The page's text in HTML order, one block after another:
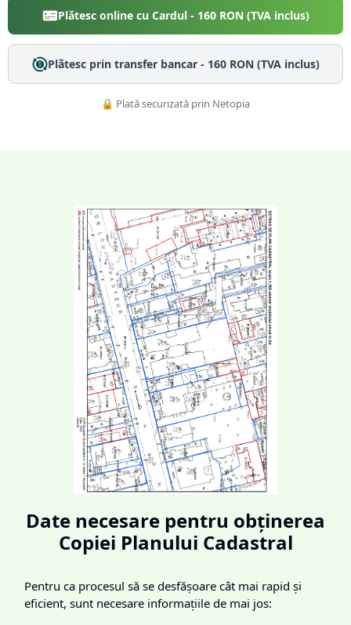
Plătesc online cu Cardul - 160RON (TVA inclus)
Plătesc prin transfer bancar - 160RON (TVA inclus)
🔒 Plată securizată prin Netopia
Date necesare pentru obținerea
Copiei Planului Cadastral
Pentru ca procesul să se desfășoare cât mai rapid și
eficient, sunt necesare informațiile de mai jos: